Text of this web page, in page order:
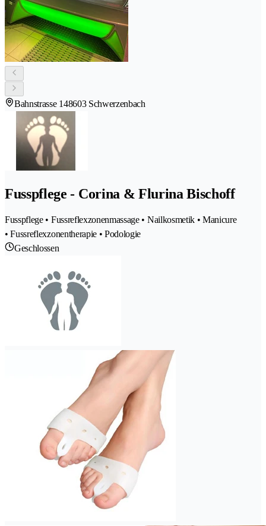
Bahnstrasse 148603 Schwerzenbach
Fusspflege - Corina & Flurina Bischoff
Fusspflege • Fussreflexzonenmassage • Nailkosmetik • Manicure
• Fussreflexzonentherapie • Podologie
Geschlossen